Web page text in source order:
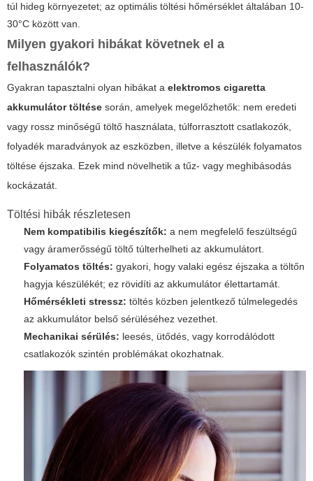
túl hideg környezetet; az optimális töltési hőmérséklet általában 10-
30°C között van.
Milyen gyakori hibákat követnek el a
felhasználók?
Gyakran tapasztalni olyan hibákat a elektromos cigaretta
akkumulátor töltése során, amelyek megelőzhetők: nem eredeti
vagy rossz minőségű töltő használata, túlforrasztott csatlakozók,
folyadék maradványok az eszközben, illetve a készülék folyamatos
töltése éjszaka. Ezek mind növelhetik a tűz- vagy meghibásodás
kockázatát.
Töltési hibák részletesen
Nem kompatibilis kiegészítők: a nem megfelelő feszültségű
vagy áramerősségű töltő túlterhelheti az akkumulátort.
Folyamatos töltés: gyakori, hogy valaki egész éjszaka a töltőn
hagyja készülékét; ez rövidíti az akkumulátor élettartamát.
Hőmérsékleti stressz: töltés közben jelentkező túlmelegedés
az akkumulátor belső sérüléséhez vezethet.
Mechanikai sérülés: leesés, ütődés, vagy korrodálódott
csatlakozók szintén problémákat okozhatnak.